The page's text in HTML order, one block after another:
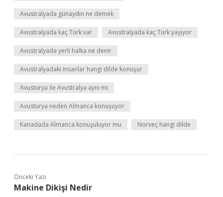
Avustralyada günaydın ne demek
Avustralyada kaç Türk var Avustralyada kaç Türk yaşıyor
Avustralyada yerli halka ne denir
Avustralyadaki insanlar hangi dilde konuşur
Avusturya ile Avustralya aynı mı
Avusturya neden Almanca konuşuyor
Kanadada Almanca konuşuluyor mu Norveç hangi dilde
Önceki Yazı
Makine Dikişi Nedir